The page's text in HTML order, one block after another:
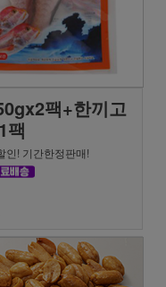
팩+한끼고
팩
! 기간한정판매!